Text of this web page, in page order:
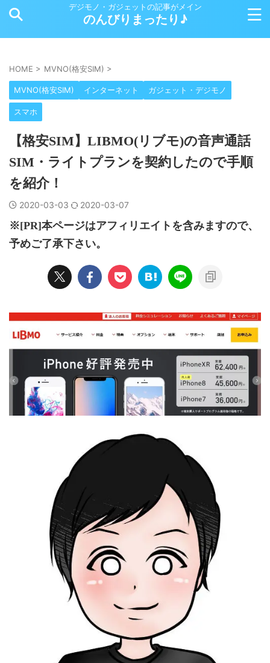
デジモノ・ガジェットの記事がメイン
のんびりまったり♪
HOME > MVNO(格安SIM) >
MVNO(格安SIM) インターネット ガジェット・デジモノ
スマホ
【格安SIM】LIBMO(リブモ)の音声通話
SIM・ライトプランを契約したので手順
を紹介！
2020-03-03 2020-03-07
※[PR]本ページはアフィリエイトを含みますので、
予めご了承下さい。